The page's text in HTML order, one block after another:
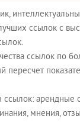
ссылок с
ссылок по
пересчет
арендные
мнения,